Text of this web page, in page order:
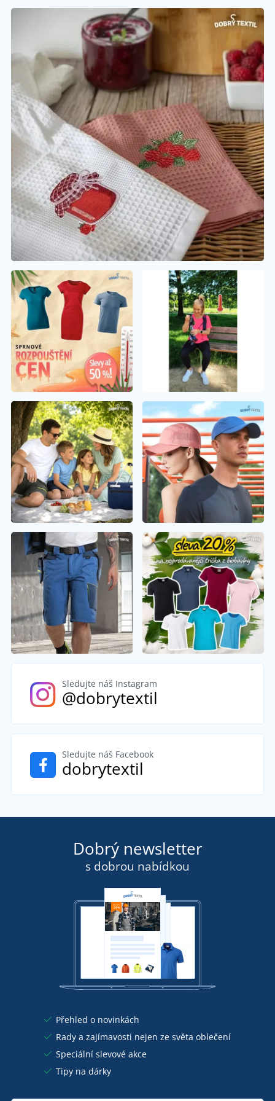
Sledujte náš Instagram
@dobrytextil
Sledujte náš Facebook
dobrytextil
Dobrý newsletter
s dobrou nabídkou
Přehled o novinkách
Rady a zajímavosti nejen ze světa oblečení
Speciální slevové akce
Tipy na dárky